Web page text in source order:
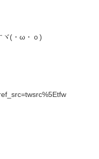
ヾ(・ω・ｏ)